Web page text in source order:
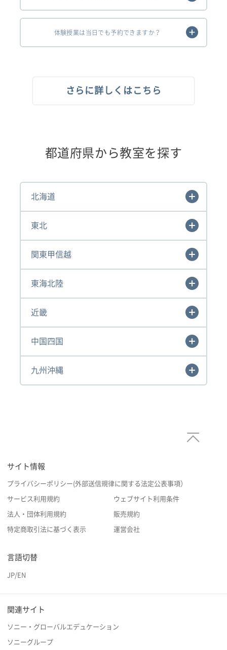
体験授業は当日でも予約できますか？
さらに詳しくはこちら
都道府県から教室を探す
北海道
東北
関東甲信越
東海北陸
近畿
中国四国
九州沖縄
サイト情報
プライバシーポリシー(外部送信規律に関する法定公表事項）
サービス利用規約 ウェブサイト利用条件
法人・団体利用規約 販売規約
特定商取引法に基づく表示 運営会社
言語切替
JP/EN
関連サイト
ソニー・グローバルエデュケーション
ソニーグループ